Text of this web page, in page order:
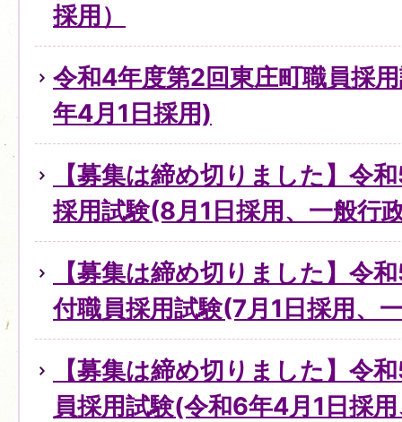
採用）
令和4年度第2回東庄町職員採
年4月1日採用)
【募集は締め切りました】令
採用試験(8月1日採用、一般行
【募集は締め切りました】令
付職員採用試験(7月1日採用、
【募集は締め切りました】令
員採用試験(令和6年4月1日採